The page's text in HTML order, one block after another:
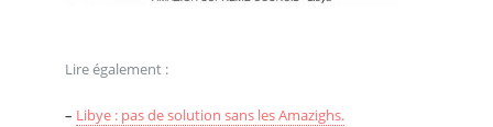
Lire également :
– Libye : pas de solution sans les Amazighs.